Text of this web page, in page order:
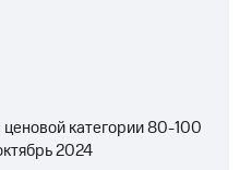
категории 80-100
2024